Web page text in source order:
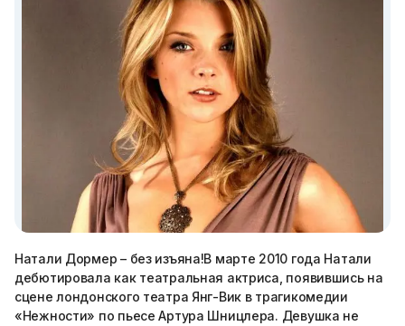
Натали Дормер – без изъяна!В марте 2010 года Натали
дебютировала как театральная актриса, появившись на
сцене лондонского театра Янг-Вик в трагикомедии
«Нежности» по пьесе Артура Шницлера. Девушка не